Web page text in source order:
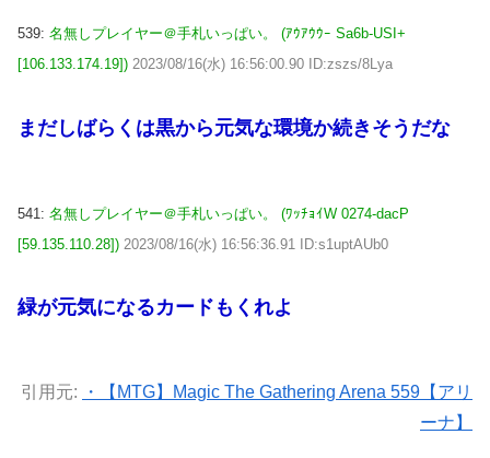
539: 名無しプレイヤー＠手札いっぱい。 (ｱｳｱｳｳｰ Sa6b-USI+
[106.133.174.19]) 2023/08/16(水) 16:56:00.90 ID:zszs/8Lya
まだしばらくは黒から元気な環境か続きそうだな
541: 名無しプレイヤー＠手札いっぱい。 (ﾜｯﾁｮｲW 0274-dacP
[59.135.110.28]) 2023/08/16(水) 16:56:36.91 ID:s1uptAUb0
緑が元気になるカードもくれよ
引用元:
・【MTG】Magic The Gathering Arena 559【アリ
ーナ】